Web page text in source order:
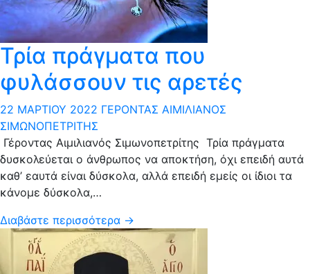
Τρία πράγματα που
φυλάσσουν τις αρετές
22 ΜΑΡΤΊΟΥ 2022 ΓΈΡΟΝΤΑΣ ΑΙΜΙΛΙΑΝΌΣ
ΣΙΜΩΝΟΠΕΤΡΊΤΗΣ
Γέροντας Αιμιλιανός Σιμωνοπετρίτης Τρία πράγματα
δυσκολεύεται ο άνθρωπος να αποκτήση, όχι επειδή αυτά
καθ’ εαυτά είναι δύσκολα, αλλά επειδή εμείς οι ίδιοι τα
κάνομε δύσκολα,…
Διαβάστε περισσότερα →